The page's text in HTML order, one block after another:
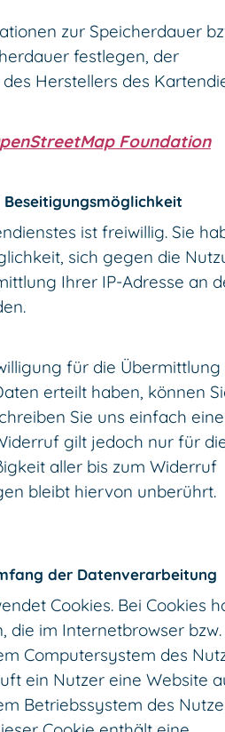
zur Speicherdauer
festlegen, der
Herstellers des
Foundation
Beseitigungsmöglichkeit
ist freiwillig. Sie
sich gegen die
Ihrer IP-Adresse an
für die
erteilt haben, können
Sie uns einfach
gilt jedoch nur für
aller bis zum Widerruf
bleibt hiervon unberührt.
der Datenverarbeitung
Cookies. Bei Cookies
die im Internetbrowser
Computersystem des
ein Nutzer eine Website
Betriebssystem des